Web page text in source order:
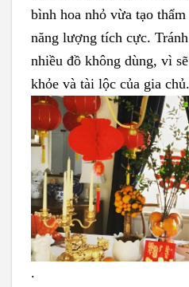
bình hoa nhỏ vừa tạo
năng lượng tích cực.
nhiều đồ không dùng, vì
khỏe và tài lộc của gia chủ.
.